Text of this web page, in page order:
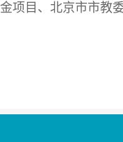
项目、北京市市教